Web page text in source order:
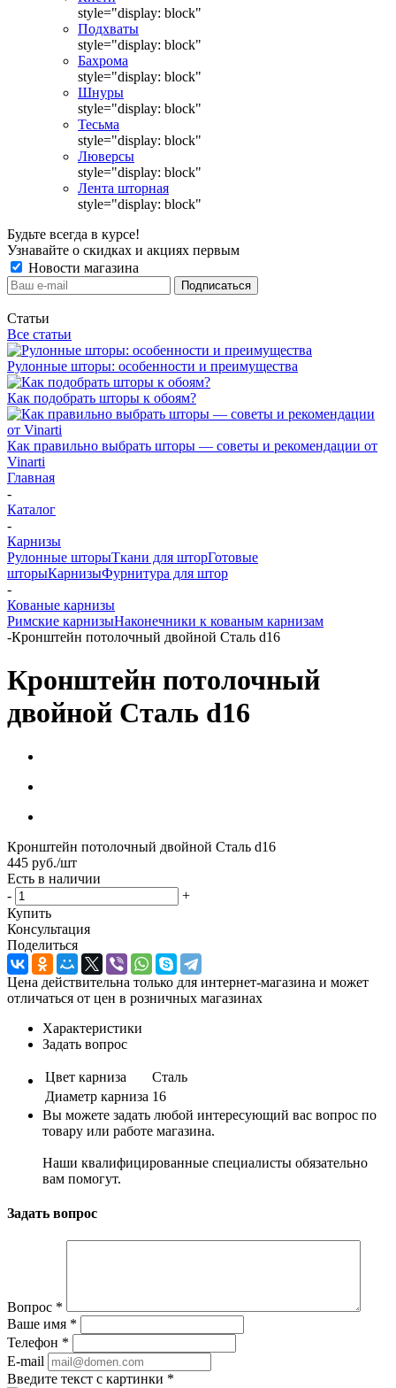
style="display: block"
Подхваты
style="display: block"
Бахрома
style="display: block"
Шнуры
style="display: block"
Тесьма
style="display: block"
Люверсы
style="display: block"
Лента шторная
style="display: block"
Будьте всегда в курсе!
Узнавайте о скидках и акциях первым
Новости магазина
Статьи
Все статьи
Рулонные шторы: особенности и преимущества
Как подобрать шторы к обоям?
Как правильно выбрать шторы — советы и рекомендации от
Vinarti
Главная
-
Каталог
-
Карнизы
Рулонные шторыТкани для шторГотовые
шторыКарнизыФурнитура для штор
-
Кованые карнизы
Римские карнизыНаконечники к кованым карнизам
-Кронштейн потолочный двойной Сталь d16
Кронштейн потолочный
двойной Сталь d16
Кронштейн потолочный двойной Сталь d16
445 руб./шт
Есть в наличии
-
+
Купить
Консультация
Поделиться
Цена действительна только для интернет-магазина и может
отличаться от цен в розничных магазинах
Характеристики
Задать вопрос
Цвет карниза
Сталь
Диаметр карниза 16
Вы можете задать любой интересующий вас вопрос по
товару или работе магазина.
Наши квалифицированные специалисты обязательно
вам помогут.
Задать вопрос
Вопрос *
Ваше имя *
Телефон *
E-mail
Введите текст с картинки *